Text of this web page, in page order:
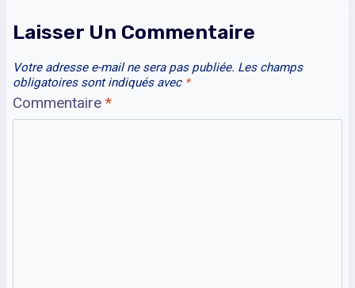
Laisser Un Commentaire
Votre adresse e-mail ne sera pas publiée. Les champs
obligatoires sont indiqués avec *
Commentaire *